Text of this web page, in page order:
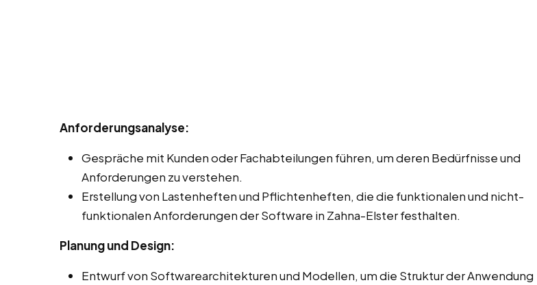
Anforderungsanalyse:
Gespräche mit Kunden oder Fachabteilungen führen, um deren Bedürfnisse und
Anforderungen zu verstehen.
Erstellung von Lastenheften und Pflichtenheften, die die funktionalen und nicht-
funktionalen Anforderungen der Software in Zahna-Elster festhalten.
Planung und Design:
Entwurf von Softwarearchitekturen und Modellen, um die Struktur der Anwendung